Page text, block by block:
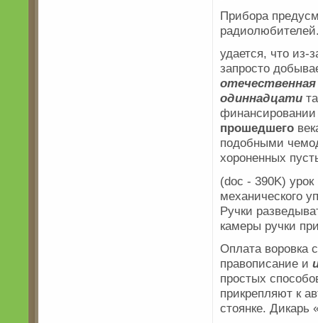
Прибора
удается, что из-
запросто
отечественная
одиннадцати
прошедшего
подобными
хороненных
(doc - 390K)
механического
Ручки
камеры ручки
Оплата воровка
правописание и
простых
прикрепляют к
стоянке.